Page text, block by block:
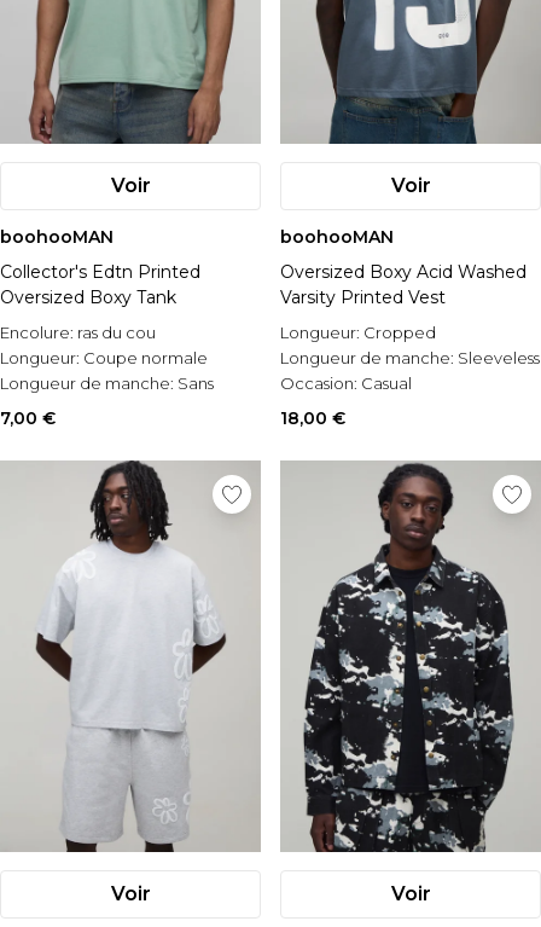
Voir
boohooMAN
Collector's Edtn Printed
Oversized Boxy Tank
Encolure: ras du cou
Longueur: Coupe normale
Longueur de manche: Sans
manches
7,00 €
Voir
boohooMAN
Oversized Boxy Acid Washed
Varsity Printed Vest
Longueur: Cropped
Longueur de manche: Sleeveless
Occasion: Casual
18,00 €
Voir Voir